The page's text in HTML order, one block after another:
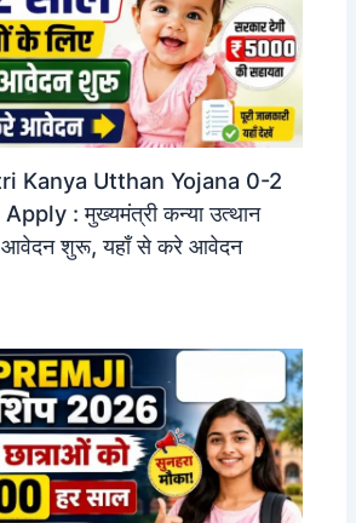
Kanya Utthan Yojana 0-2
: मुख्यमंत्री कन्या उत्थान
आवेदन शुरू, यहाँ से करे आवेदन